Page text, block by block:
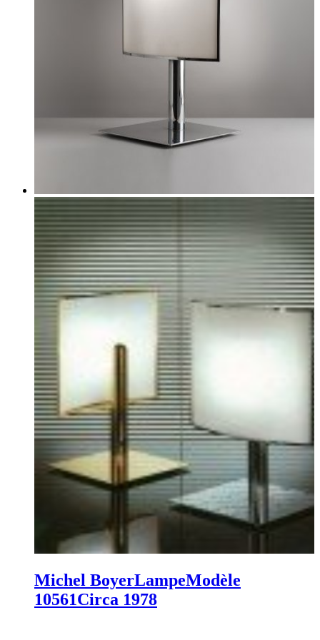
Michel BoyerLampeModèle
10561Circa 1978